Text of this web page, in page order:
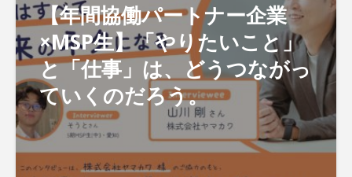
【年間協働パートナー企業
×MSP生】「やりたいこと」
と「仕事」は、どうつながっ
ていくのだろう。